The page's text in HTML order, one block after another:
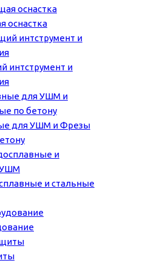
оснастка
интструмент и
для УШМ и Фрезы
и стальные